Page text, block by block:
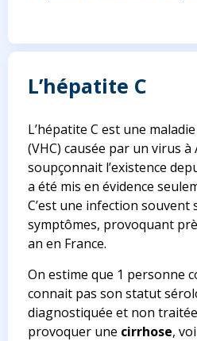
L’hépatite C
L’hépatite C est une
(VHC) causée par un virus à
soupçonnait l’existence
a été mis en évidence
C’est une infection souvent
symptômes, provoquant
an en France.
On estime que 1 personne
connait pas son statut
diagnostiquée et non
provoquer une cirrhose,